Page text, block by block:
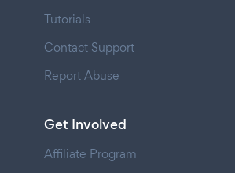
Tutorials
Contact Support
Report Abuse
Get Involved
Affiliate Program